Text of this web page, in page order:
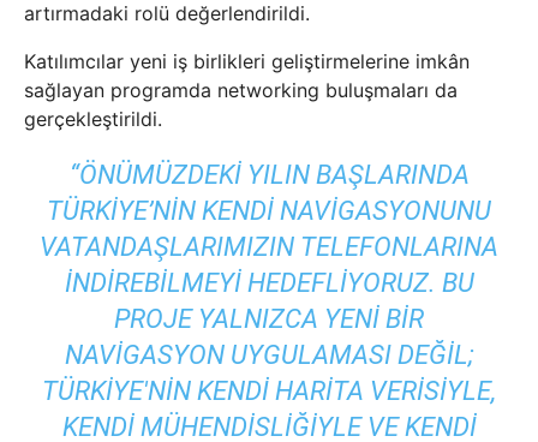
artırmadaki rolü değerlendirildi.
Katılımcılar yeni iş birlikleri geliştirmelerine imkân
sağlayan programda networking buluşmaları da
gerçekleştirildi.
“ÖNÜMÜZDEKI YILIN BAŞLARINDA
TÜRKIYE’NIN KENDI NAVIGASYONUNU
VATANDAŞLARIMIZIN TELEFONLARINA
INDIREBILMEYI HEDEFLIYORUZ. BU
PROJE YALNIZCA YENI BIR
NAVIGASYON UYGULAMASI DEĞIL;
TÜRKIYE'NIN KENDI HARITA VERISIYLE,
KENDI MÜHENDISLIĞIYLE VE KENDI